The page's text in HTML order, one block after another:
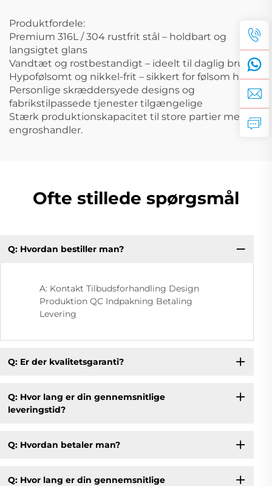
Produktfordele:
Premium 316L / 304 rustfrit stål – holdbart og
langsigtet glans
Vandtæt og rostbestandigt – ideelt til daglig brug
Hypofølsomt og nikkel-frit – sikkert for følsom hud
Personlige skræddersyede designs og
fabrikstilpassede tjenester tilgængelige
Stærk produktionskapacitet til store partier med
engroshandler.
Ofte stillede spørgsmål
Q: Hvordan bestiller man?
A: Kontakt Tilbudsforhandling Design
Produktion QC Indpakning Betaling
Levering
Q: Er der kvalitetsgaranti?
Q: Hvor lang er din gennemsnitlige
leveringstid?
Q: Hvordan betaler man?
Q: Hvor lang er din gennemsnitlige